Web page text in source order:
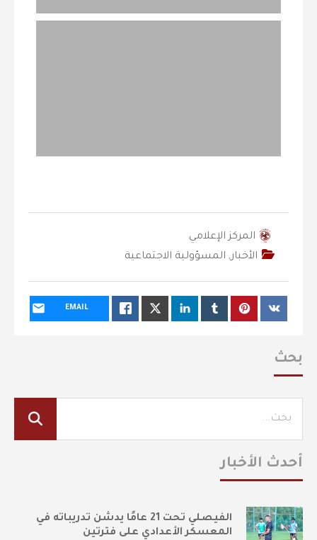
المركز الإعلامي
الأخبار, المسؤولية الاجتماعية
EMAIL
بحث
أحدث الأخبار
الفيصلي تحت 21 عامًا يدشن تدريباته في
المعسكر الأعدادي على فترتين